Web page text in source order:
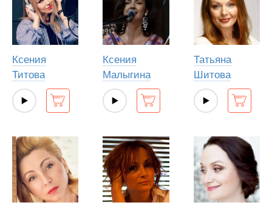
Ксения
Титова
Ксения
Малыгина
Татьяна
Шитова